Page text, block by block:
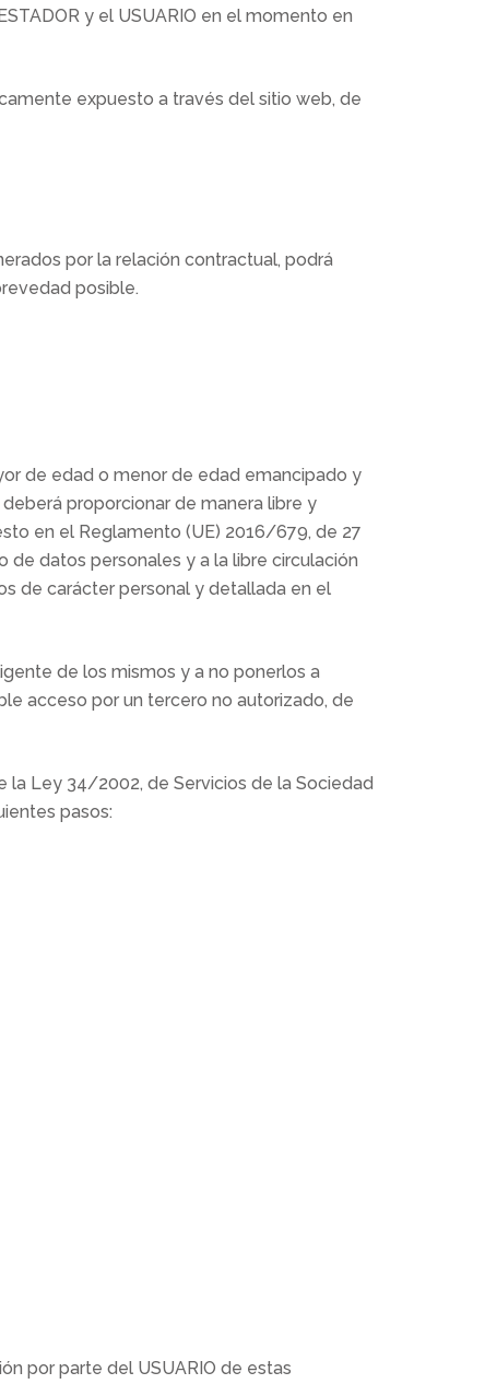
y el USUARIO en el momento en
expuesto a través del sitio web, de
por la relación contractual, podrá
posible.
de edad o menor de edad emancipado y
proporcionar de manera libre y
en el Reglamento (UE) 2016/679, de 27
de datos personales y a la libre circulación
de carácter personal y detallada en el
de los mismos y a no ponerlos a
acceso por un tercero no autorizado, de
la Ley 34/2002, de Servicios de la Sociedad
pasos:
por parte del USUARIO de estas